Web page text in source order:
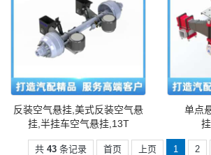
反装空气悬挂,美式反装空气悬
挂,半挂车空气悬挂,13T
单点
共 43 条记录 首页 上页 1 2